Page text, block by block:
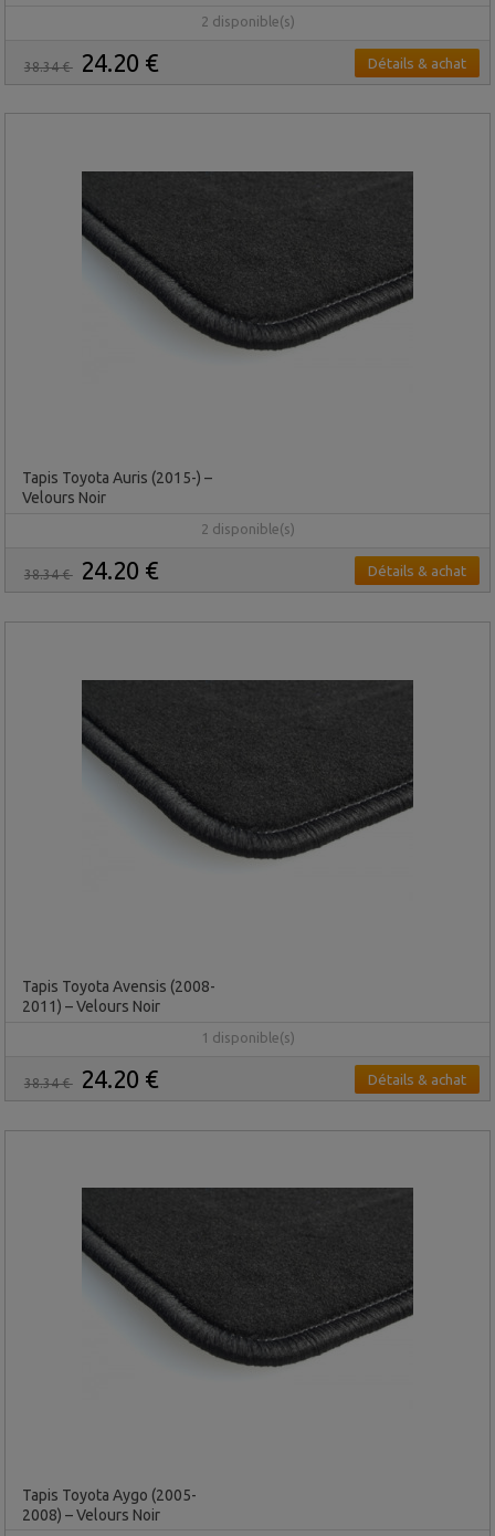
2 disponible(s)
38.34 € 24.20 € Détails & achat
Tapis Toyota Auris (2015-) –
Velours Noir
2 disponible(s)
38.34 € 24.20 € Détails & achat
Tapis Toyota Avensis (2008-
2011) – Velours Noir
1 disponible(s)
38.34 € 24.20 € Détails & achat
Tapis Toyota Aygo (2005-
2008) – Velours Noir